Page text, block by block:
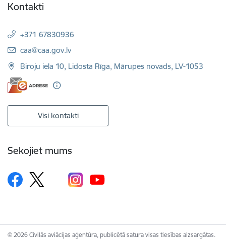
Kontakti
+371 67830936
E-pasts:
caa@caa.gov.lv
Biroju iela 10, Lidosta Rīga, Mārupes novads, LV-1053
Visi kontakti
Sekojiet mums
© 2026 Civilās aviācijas aģentūra, publicētā satura visas tiesības aizsargātas.